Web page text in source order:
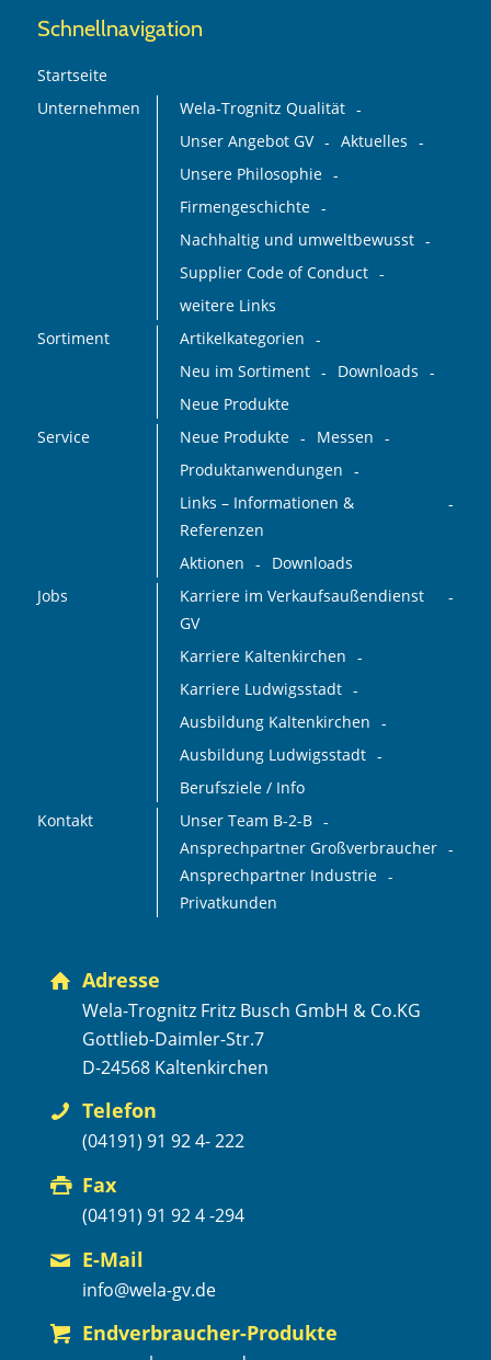
Schnellnavigation
Startseite
Unternehmen
Wela-Trognitz Qualität
Unser Angebot GV
Aktuelles
Unsere Philosophie
Firmengeschichte
Nachhaltig und umweltbewusst
Supplier Code of Conduct
weitere Links
Sortiment
Artikelkategorien
Neu im Sortiment
Downloads
Neue Produkte
Service
Neue Produkte
Messen
Produktanwendungen
Links – Informationen &
Referenzen
Aktionen
Downloads
Jobs
Karriere im Verkaufsaußendienst
GV
Karriere Kaltenkirchen
Karriere Ludwigsstadt
Ausbildung Kaltenkirchen
Ausbildung Ludwigsstadt
Berufsziele / Info
Kontakt
Unser Team B-2-B
Ansprechpartner Großverbraucher
Ansprechpartner Industrie
Privatkunden
Adresse
Wela-Trognitz Fritz Busch GmbH & Co.KG
Gottlieb-Daimler-Str.7
D-24568 Kaltenkirchen
Telefon
(04191) 91 92 4- 222
Fax
(04191) 91 92 4 -294
E-Mail
info@wela-gv.de
Endverbraucher-Produkte